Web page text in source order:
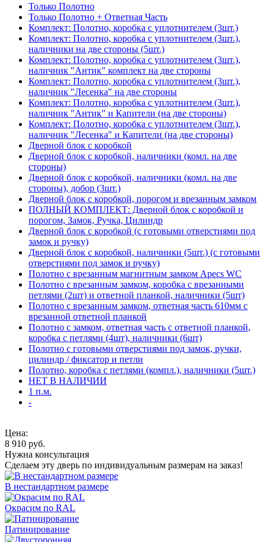
Только Полотно
Только Полотно + Ответная Часть
Комплект: Полотно, коробка с уплотнителем (3шт.)
Комплект: Полотно, коробка с уплотнителем (3шт.),
наличники на две стороны (5шт.)
Комплект: Полотно, коробка с уплотнителем (3шт.),
наличник "Антик" комплект на две стороны
Комплект: Полотно, коробка с уплотнителем (3шт.),
наличник "Лесенка" на две стороны
Комплект: Полотно, коробка с уплотнителем (3шт.),
наличник "Антик" и Капители (на две стороны)
Комплект: Полотно, коробка с уплотнителем (3шт.),
наличник "Лесенка" и Капители (на две стороны)
Дверной блок с коробкой
Дверной блок с коробкой, наличники (комл. на две
стороны)
Дверной блок с коробкой, наличники (комл. на две
стороны), добор (3шт.)
Дверной блок с коробкой, порогом и врезанным замком
ПОЛНЫЙ КОМПЛЕКТ: Дверной блок с коробкой и
порогом, Замок, Ручка, Цилиндр
Дверной блок с коробкой (с готовыми отверстиями под
замок и ручку)
Дверной блок с коробкой, наличники (5шт.) (с готовыми
отверстиями под замок и ручку)
Полотно с врезанным магнитным замком Apecs WC
Полотно с врезанным замком, коробка с врезанными
петлями (2шт) и ответной планкой, наличники (5шт)
Полотно с врезанным замком, ответная часть 610мм с
врезанной ответной планкой
Полотно с замком, ответная часть с ответной планкой,
коробка с петлями (4шт), наличники (6шт)
Полотно с готовыми отверстиями под замок, ручки,
цилиндр / фиксатор и петли
Полотно, коробка с петлями (компл.), наличники (5шт.)
НЕТ В НАЛИЧИИ
1 п.м.
-
Цена:
8 910 руб.
Нужна консультация
Сделаем эту дверь по индивидуальным размерам на заказ!
В нестандартном размере
Окрасим по RAL
Патинирование